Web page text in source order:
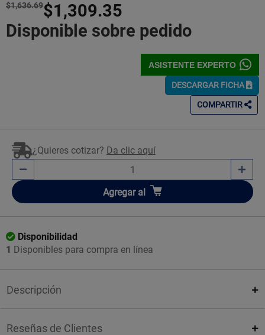
$1,636.69$1,309.35
Disponible sobre pedido
ASISTENTE EXPERTO
DESCARGAR FICHA
COMPARTIR
¿Quieres cotizar? Da clic aquí
Añadir
Agregar al
Disponibilidad
1 Disponibles para compra en línea
Descripción
Reseñas de Clientes